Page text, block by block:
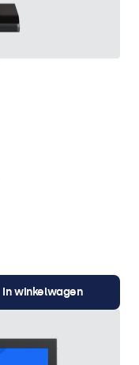
In winkelwagen